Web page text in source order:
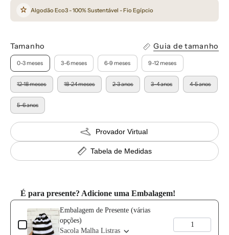
Algodão Eco3 - 100% Sustentável - Fio Egípcio
Tamanho Guia de tamanho
0-3 meses 3-6 meses 6-9 meses 9-12 meses
12-18 meses 18-24 meses 2-3 anos 3-4 anos 4-5 anos
5-6 anos
Provador Virtual
Tabela de Medidas
É para presente? Adicione uma Embalagem!
Use the Previous and Next buttons to navigate through product
Embalagem de Presente (várias
opções)
Sacola Malha Listras